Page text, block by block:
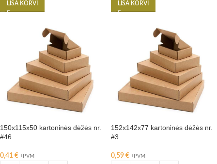
LISA KORVI LISA KORVI
150x115x50 kartoninės dėžės nr.
#46
0,41 € +PVM
152x142x77 kartoninės dėžės nr.
#3
0,59 € +PVM